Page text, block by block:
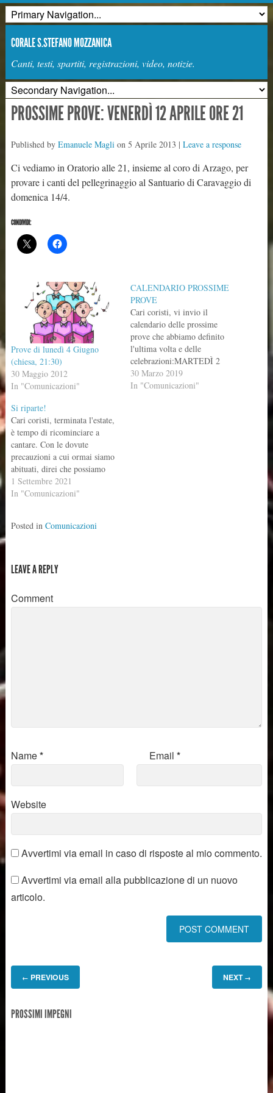
CORALE S.STEFANO MOZZANICA
Canti, testi, spartiti, registrazioni, video, notizie.
PROSSIME PROVE: VENERDÌ 12 APRILE ORE 21
Published by Emanuele Maglion 5 Aprile 2013 | Leave a response
Ci vediamo in Oratorio alle 21, insieme al coro di Arzago, per
provare i canti del pellegrinaggio al Santuario di Caravaggio di
domenica 14/4.
CONDIVIDI:
Prove di lunedì 4 Giugno
(chiesa, 21:30)
30 Maggio 2012
In "Comunicazioni"
CALENDARIO PROSSIME
PROVE
Cari coristi, vi invio il
calendario delle prossime
prove che abbiamo definito
l'ultima volta e delle
celebrazioni:MARTEDÌ 2
PROVA MERCOLEDÌ 3
PROVA MARTEDÌ 9 PROVA
30 Marzo 2019
In "Comunicazioni"
Si riparte!
Cari coristi, terminata l'estate,
è tempo di ricominciare a
cantare. Con le dovute
precauzioni a cui ormai siamo
abituati, direi che possiamo
riprendere le nostre prove in
vista della Sagra. Rimane in
celebrazione della Madonna
1 Settembre 2021
In "Comunicazioni"
Posted in Comunicazioni
LEAVE A REPLY
Comment
Name* Email *
Website
Avvertimi via email in caso di risposte al mio commento.
Avvertimi via email alla pubblicazione di un nuovo
articolo.
← PREVIOUS NEXT →
PROSSIMI IMPEGNI